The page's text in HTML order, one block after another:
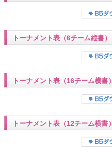
トーナメント表（6チーム縦書）
トーナメント表（16チーム横書）
トーナメント表（12チーム横書）